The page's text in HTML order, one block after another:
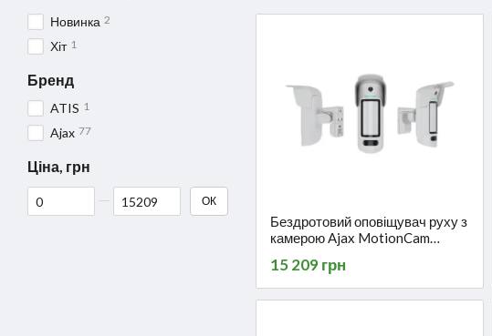
Бездротовий оповіщувач руху з
камерою Ajax MotionCam
white
15 209 грн
Новинка 2
Хіт 1
Бренд
ATIS 1
Ajax 77
Ціна, грн
ОК